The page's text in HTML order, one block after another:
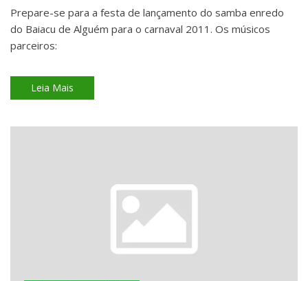
Prepare-se para a festa de lançamento do samba enredo
do Baiacu de Alguém para o carnaval 2011. Os músicos
parceiros:
Leia Mais